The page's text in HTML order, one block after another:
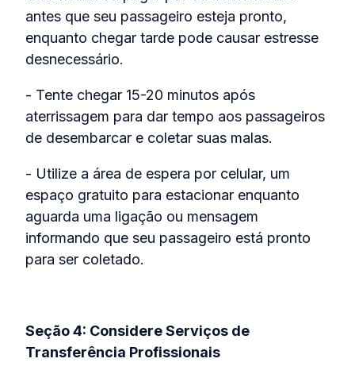
antes que seu passageiro esteja pronto,
enquanto chegar tarde pode causar estresse
desnecessário.
- Tente chegar 15-20 minutos após
aterrissagem para dar tempo aos passageiros
de desembarcar e coletar suas malas.
- Utilize a área de espera por celular, um
espaço gratuito para estacionar enquanto
aguarda uma ligação ou mensagem
informando que seu passageiro está pronto
para ser coletado.
Seção 4: Considere Serviços de
Transferência Profissionais